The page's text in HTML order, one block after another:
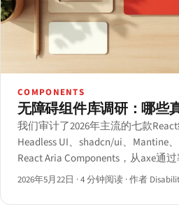
COMPONENTS
无障碍组件库调研：哪些
我们审计了2026年主流的七款
Headless UI、shadcn/ui、Mantine
React Aria Components，从axe通
盘契约和包体积成本四个维度逐一
2026年5月22日 ·4 分钟阅读 ·作者